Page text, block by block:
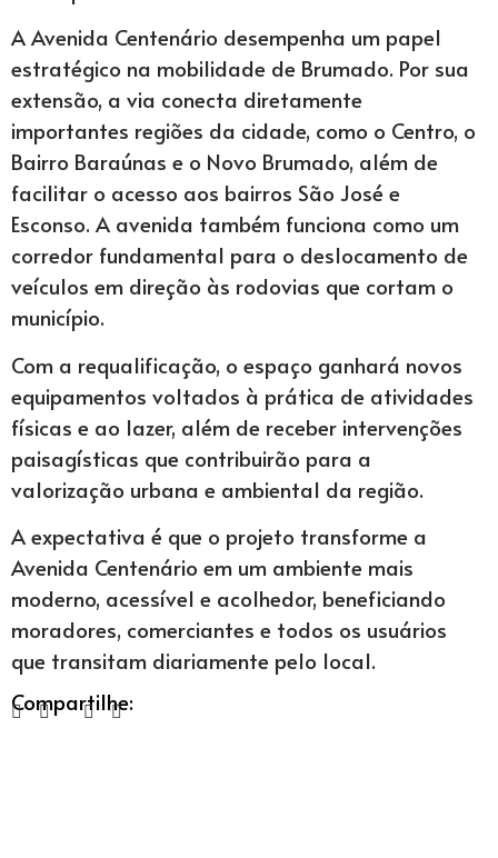
A Avenida Centenário desempenha um papel
estratégico na mobilidade de Brumado. Por sua
extensão, a via conecta diretamente
importantes regiões da cidade, como o Centro, o
Bairro Baraúnas e o Novo Brumado, além de
facilitar o acesso aos bairros São José e
Esconso. A avenida também funciona como um
corredor fundamental para o deslocamento de
veículos em direção às rodovias que cortam o
município.
Com a requalificação, o espaço ganhará novos
equipamentos voltados à prática de atividades
físicas e ao lazer, além de receber intervenções
paisagísticas que contribuirão para a
valorização urbana e ambiental da região.
A expectativa é que o projeto transforme a
Avenida Centenário em um ambiente mais
moderno, acessível e acolhedor, beneficiando
moradores, comerciantes e todos os usuários
que transitam diariamente pelo local.
Compartilhe: